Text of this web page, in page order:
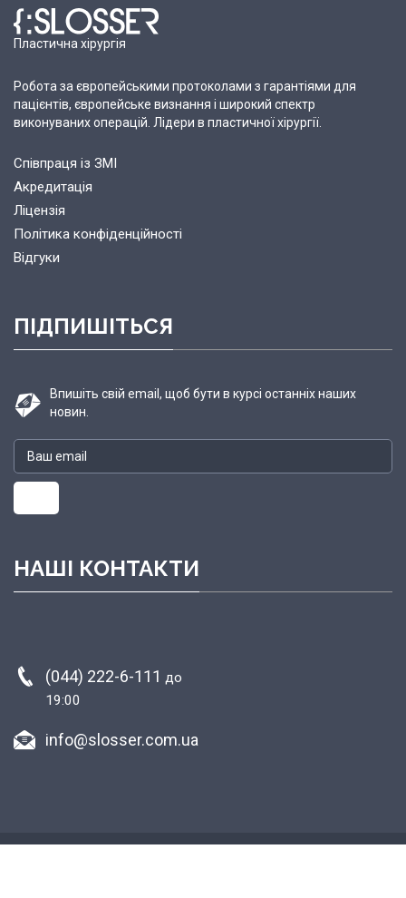
Пластична хірургія
Робота за європейськими протоколами з гарантіями для
пацієнтів, європейське визнання і широкий спектр
виконуваних операцій. Лідери в пластичної хірургії.
Співпраця із ЗМІ
Акредитація
Ліцензія
Політика конфіденційності
Відгуки
ПІДПИШІТЬСЯ
Впишіть свій email, щоб бути в курсі останніх наших
новин.
НАШІ КОНТАКТИ
(044) 222-6-111 до
19:00
info@slosser.com.ua